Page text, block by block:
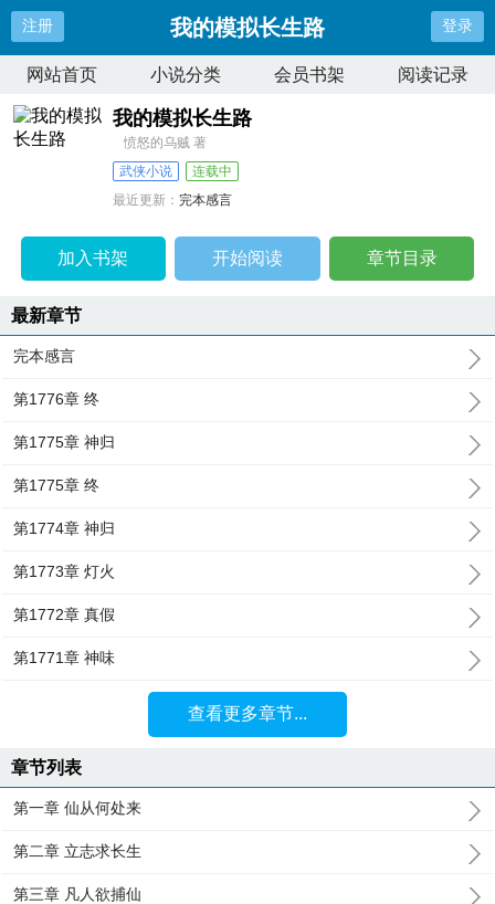
注册 我的模拟长生路 登录
网站首页 小说分类 会员书架 阅读记录
我的模拟长生路
愤怒的乌贼 著
武侠小说
连载中
最近更新：完本感言
加入书架 开始阅读 章节目录
最新章节
完本感言
第1776章 终
第1775章 神归
第1775章 终
第1774章 神归
第1773章 灯火
第1772章 真假
第1771章 神味
查看更多章节...
章节列表
第一章 仙从何处来
第二章 立志求长生
第三章 凡人欲捕仙